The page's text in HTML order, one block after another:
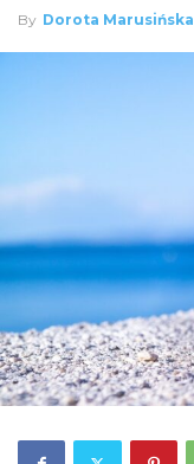
By Dorota Marusińska